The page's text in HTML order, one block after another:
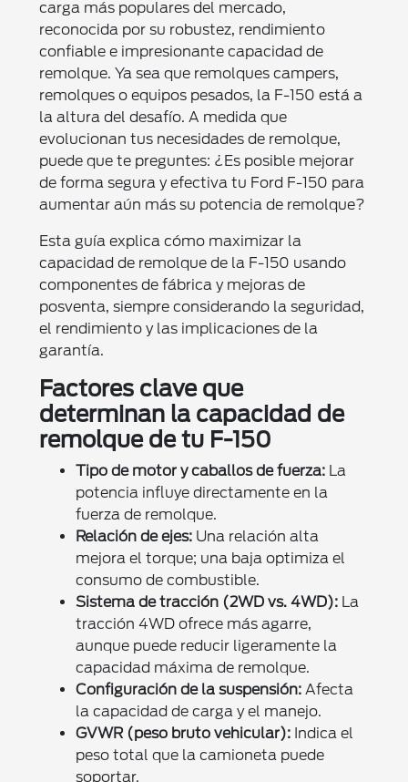
carga más populares del mercado,
reconocida por su robustez, rendimiento
confiable e impresionante capacidad de
remolque. Ya sea que remolques campers,
remolques o equipos pesados, la F-150 está a
la altura del desafío. A medida que
evolucionan tus necesidades de remolque,
puede que te preguntes: ¿Es posible mejorar
de forma segura y efectiva tu Ford F-150 para
aumentar aún más su potencia de remolque?
Esta guía explica cómo maximizar la
capacidad de remolque de la F-150 usando
componentes de fábrica y mejoras de
posventa, siempre considerando la seguridad,
el rendimiento y las implicaciones de la
garantía.
Factores clave que
determinan la capacidad de
remolque de tu F-150
Tipo de motor y caballos de fuerza: La
potencia influye directamente en la
fuerza de remolque.
Relación de ejes: Una relación alta
mejora el torque; una baja optimiza el
consumo de combustible.
Sistema de tracción (2WD vs. 4WD): La
tracción 4WD ofrece más agarre,
aunque puede reducir ligeramente la
capacidad máxima de remolque.
Configuración de la suspensión: Afecta
la capacidad de carga y el manejo.
GVWR (peso bruto vehicular): Indica el
peso total que la camioneta puede
soportar.